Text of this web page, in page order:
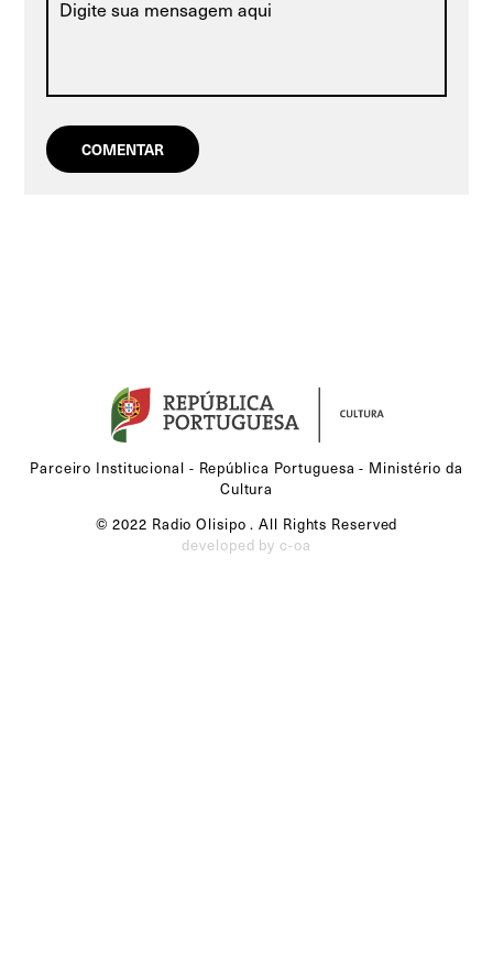
Parceiro Institucional - República Portuguesa - Ministério da
Cultura
© 2022 Radio Olisipo . All Rights Reserved
developed by c-oa